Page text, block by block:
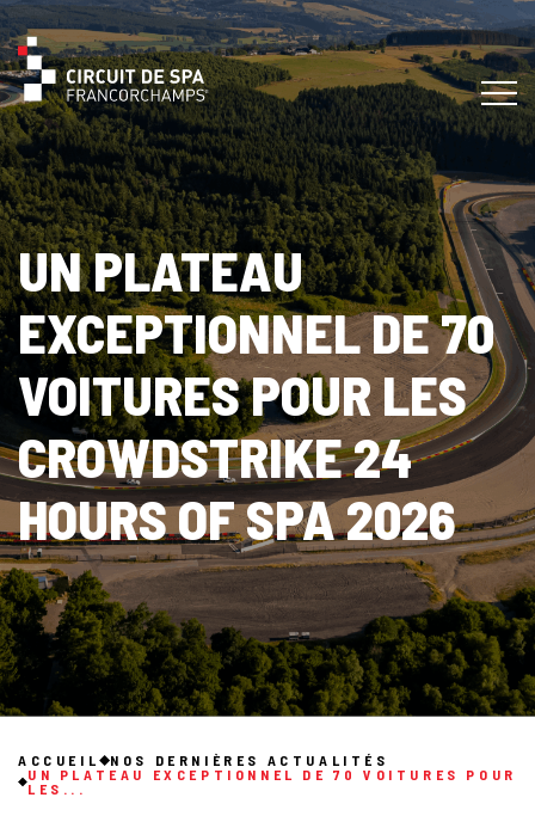
UN PLATEAU
EXCEPTIONNEL DE 70
VOITURES POUR LES
CROWDSTRIKE 24
HOURS OF SPA 2026
ACCUEIL
NOS DERNIÈRES ACTUALITÉS
UN PLATEAU EXCEPTIONNEL DE 70 VOITURES POUR
LES...